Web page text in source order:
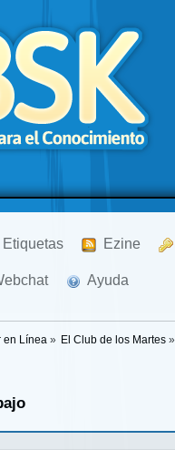
Etiquetas Ezine
Ayuda
en Línea » El Club de los Martes »